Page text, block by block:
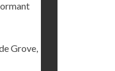
Grove,